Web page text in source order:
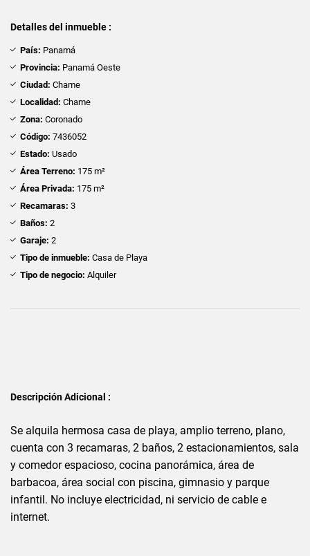
Detalles del inmueble :
País: Panamá
Provincia: Panamá Oeste
Ciudad: Chame
Localidad: Chame
Zona: Coronado
Código: 7436052
Estado: Usado
Área Terreno: 175 m²
Área Privada: 175 m²
Recamaras: 3
Baños: 2
Garaje: 2
Tipo de inmueble: Casa de Playa
Tipo de negocio: Alquiler
Descripción Adicional :
Se alquila hermosa casa de playa, amplio terreno, plano,
cuenta con 3 recamaras, 2 baños, 2 estacionamientos, sala
y comedor espacioso, cocina panorámica, área de
barbacoa, área social con piscina, gimnasio y parque
infantil. No incluye electricidad, ni servicio de cable e
internet.